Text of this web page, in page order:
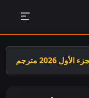
2026 مترجم